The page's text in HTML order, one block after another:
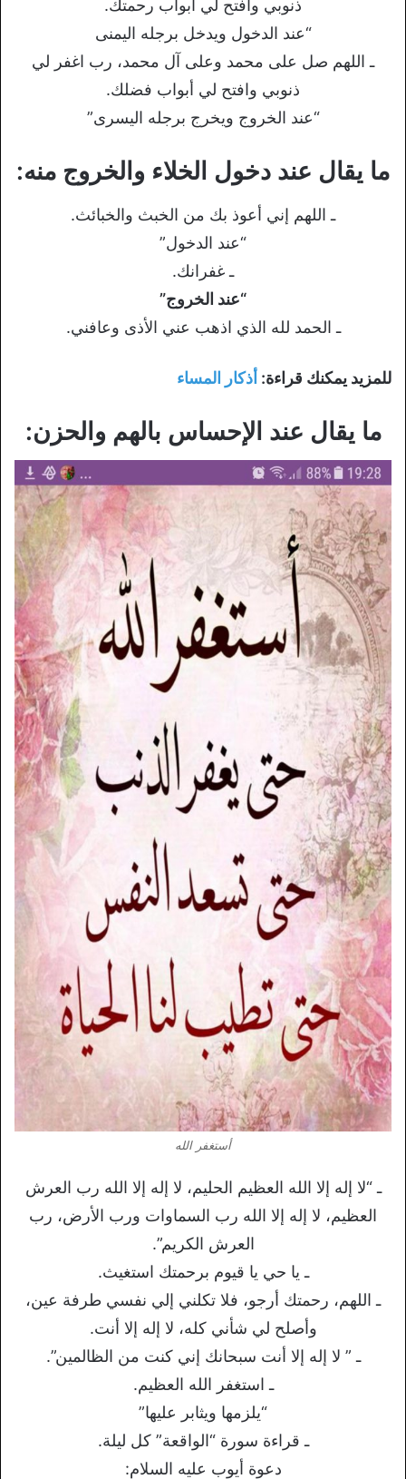
ذنوبي وافتح لي أبواب رحمتك.
“عند الدخول ويدخل برجله اليمنى
ـ اللهم صل على محمد وعلى آل محمد، رب اغفر لي
ذنوبي وافتح لي أبواب فضلك.
“عند الخروج ويخرج برجله اليسرى”
ما يقال عند دخول الخلاء والخروج منه:
ـ اللهم إني أعوذ بك من الخبث والخبائث.
“عند الدخول”
ـ غفرانك.
“عند الخروج”
ـ الحمد لله الذي اذهب عني الأذى وعافني.
للمزيد يمكنك قراءة: أذكار المساء
ما يقال عند الإحساس بالهم والحزن:
أستغفر الله
ـ “لا إله إلا الله العظيم الحليم، لا إله إلا الله رب العرش
العظيم، لا إله إلا الله رب السماوات ورب الأرض، رب
العرش الكريم”.
ـ يا حي يا قيوم برحمتك استغيث.
ـ اللهم، رحمتك أرجو، فلا تكلني إلي نفسي طرفة عين،
وأصلح لي شأني كله، لا إله إلا أنت.
ـ ” لا إله إلا أنت سبحانك إني كنت من الظالمين”.
ـ استغفر الله العظيم.
“يلزمها ويثابر عليها”
ـ قراءة سورة “الواقعة” كل ليلة.
دعوة أيوب عليه السلام: